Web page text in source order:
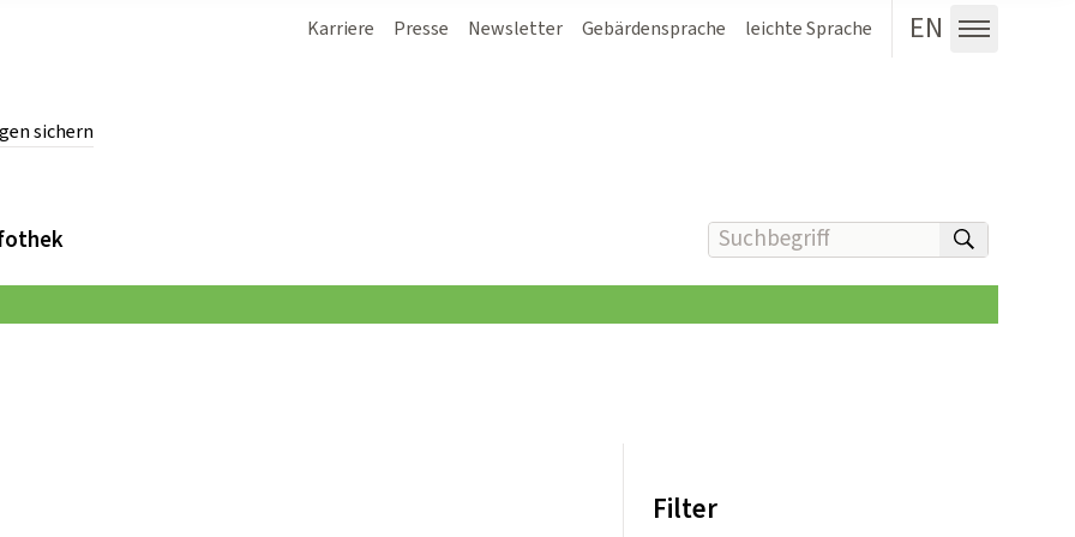
sichern
Karriere Presse Newsletter Gebärdensprache leichte Sprache EN
Menü
Suchbegriff(e) eingeben
Filter